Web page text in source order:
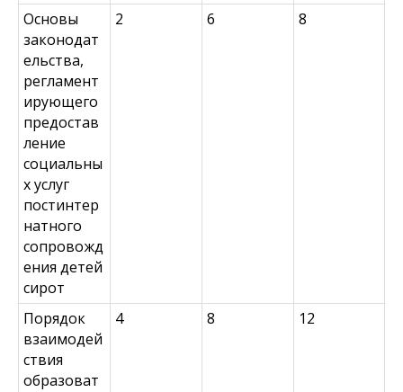
Основы
законодат
ельства,
регламент
ирующего
предостав
ление
социальны
х услуг
постинтер
натного
сопровожд
ения детей
сирот
2 6 8
Порядок
взаимодей
ствия
образоват
4 8 12